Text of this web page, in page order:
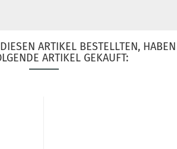
ARTIKEL BESTELLTEN, HABEN
ARTIKEL GEKAUFT: